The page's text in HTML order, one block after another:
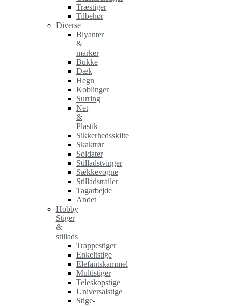
Træstiger
Tilbehør
Diverse
Blyanter
&
marker
Bukke
Dæk
Hegn
Koblinger
Surring
Net
&
Plastik
Sikkerhedsskilte
Skaktrør
Soldater
Stilladstvinger
Sækkevogne
Stilladstrailer
Tagarbejde
Andet
Hobby
Stiger
&
stillads
Trappestiger
Enkeltstige
Elefantskammel
Multistiger
Teleskopstige
Universalstige
Stige-